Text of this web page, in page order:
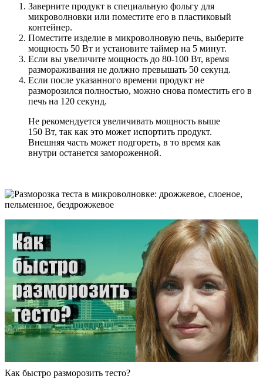
Заверните продукт в специальную фольгу для
микроволновки или поместите его в пластиковый
контейнер.
Поместите изделие в микроволновую печь, выберите
мощность 50 Вт и установите таймер на 5 минут.
Если вы увеличите мощность до 80-100 Вт, время
размораживания не должно превышать 50 секунд.
Если после указанного времени продукт не
разморозился полностью, можно снова поместить его в
печь на 120 секунд.
Не рекомендуется увеличивать мощность выше
150 Вт, так как это может испортить продукт.
Внешняя часть может подгореть, в то время как
внутри останется замороженной.
Как быстро разморозить тесто?